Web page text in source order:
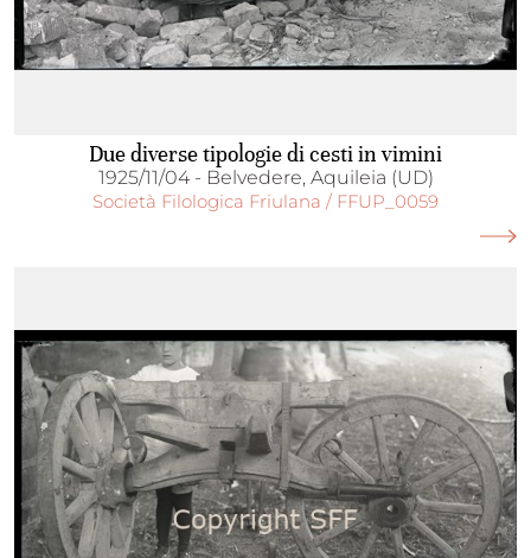
Due diverse tipologie di cesti in vimini
1925/11/04 - Belvedere, Aquileia (UD)
Società Filologica Friulana / FFUP_0059